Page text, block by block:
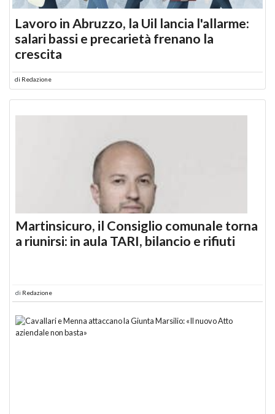
Lavoro in Abruzzo, la Uil lancia l'allarme:
salari bassi e precarietà frenano la
crescita
di Redazione
Martinsicuro, il Consiglio comunale torna
a riunirsi: in aula TARI, bilancio e rifiuti
di Redazione